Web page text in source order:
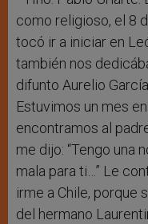
como religioso, el 8
tocó ir a iniciar en
también nos
difunto Aurelio
Estuvimos un mes
encontramos al
me dijo: “Tengo una
mala para ti…” Le
irme a Chile, porque
del hermano